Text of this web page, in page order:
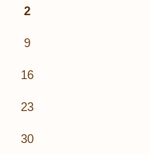
2
9
16
23
30